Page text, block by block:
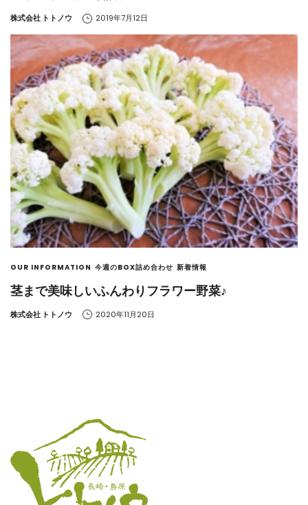
by
株式会社 トトノウ 2019年7月12日
OUR INFORMATION 今週のBOX詰め合わせ 新着情報
茎まで美味しいふんわりフラワー野菜♪
by
株式会社 トトノウ 2020年11月20日